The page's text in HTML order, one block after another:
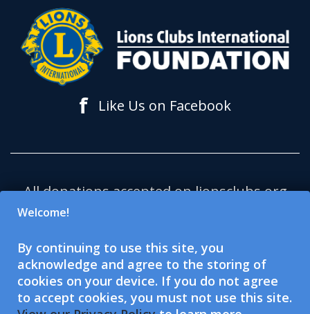
Welcome!
By continuing to use this site, you
acknowledge and agree to the storing of
cookies on your device. If you do not agree
to accept cookies, you must not use this site.
f Like Us on Facebook
All donations accepted on lionsclubs.org
support Lions Clubs International
tax-exempt public charitable
organization. Lions Clubs International
(LCI) is a 501(c)(4) tax-exempt social